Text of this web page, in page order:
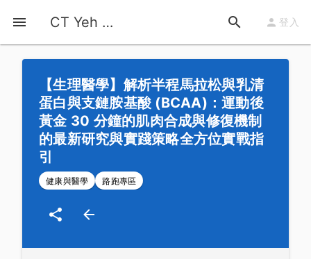
CT Yeh 公路車基地 登入
首頁 運動知識
【生理醫學】解析半程馬拉松與乳清
蛋白與支鏈胺基酸 (BCAA)：運動後
黃金 30 分鐘的肌肉合成與修復機制
的最新研究與實踐策略全方位實戰指
引
健康與醫學 路跑專區